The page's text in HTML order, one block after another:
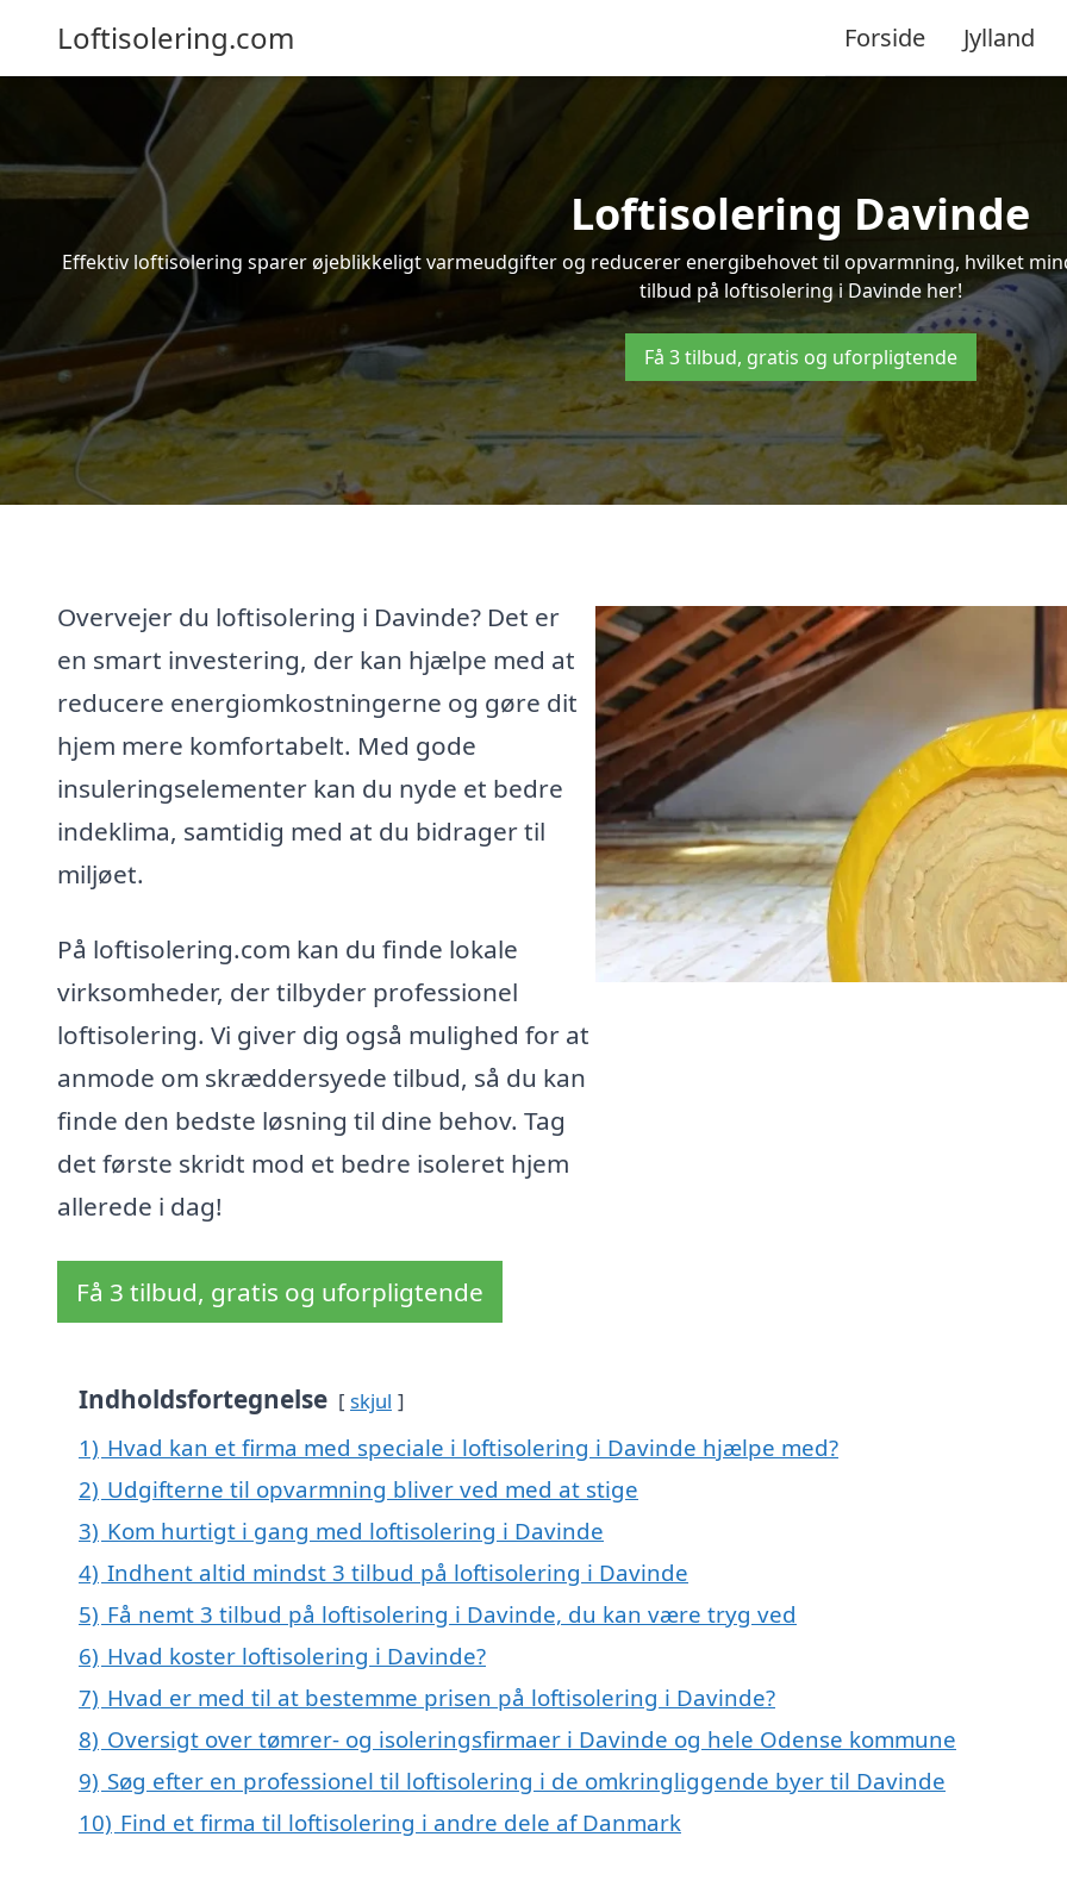
Loftisolering.com Forside Jylland
Loftisolering Davinde
Effektiv loftisolering sparer øjeblikkeligt varmeudgifter og reducerer energibehovet til opvarmning, hvilket
tilbud på loftisolering i Davinde her!
Få 3 tilbud, gratis og uforpligtende
Overvejer du loftisolering i Davinde? Det er
en smart investering, der kan hjælpe med at
reducere energiomkostningerne og gøre dit
hjem mere komfortabelt. Med gode
insuleringselementer kan du nyde et bedre
indeklima, samtidig med at du bidrager til
miljøet.
På loftisolering.com kan du finde lokale
virksomheder, der tilbyder professionel
loftisolering. Vi giver dig også mulighed for at
anmode om skræddersyede tilbud, så du kan
finde den bedste løsning til dine behov. Tag
det første skridt mod et bedre isoleret hjem
allerede i dag!
Få 3 tilbud, gratis og uforpligtende
Indholdsfortegnelse skjul
1) Hvad kan et firma med speciale i loftisolering i Davinde hjælpe med?
2) Udgifterne til opvarmning bliver ved med at stige
3) Kom hurtigt i gang med loftisolering i Davinde
4) Indhent altid mindst 3 tilbud på loftisolering i Davinde
5) Få nemt 3 tilbud på loftisolering i Davinde, du kan være tryg ved
6) Hvad koster loftisolering i Davinde?
7) Hvad er med til at bestemme prisen på loftisolering i Davinde?
8) Oversigt over tømrer- og isoleringsfirmaer i Davinde og hele Odense kommune
9) Søg efter en professionel til loftisolering i de omkringliggende byer til Davinde
10) Find et firma til loftisolering i andre dele af Danmark